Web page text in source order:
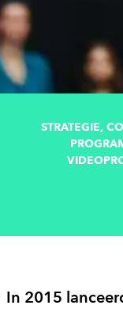
STRATEGIE,
In 2015